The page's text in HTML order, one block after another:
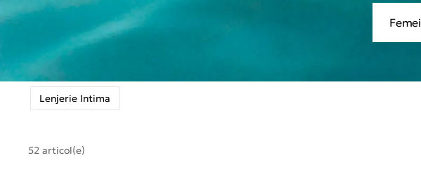
Femei
Lenjerie Intima
52 articol(e)